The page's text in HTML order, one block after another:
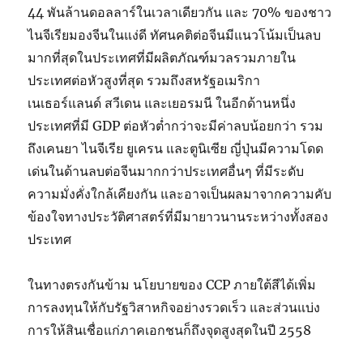
44 พันล้านดอลลาร์ในเวลาเดียวกัน และ 70% ของชาว
ไนจีเรียมองจีนในแง่ดี ทัศนคติต่อจีนมีแนวโน้มเป็นลบ
มากที่สุดในประเทศที่มีผลิตภัณฑ์มวลรวมภายใน
ประเทศต่อหัวสูงที่สุด รวมถึงสหรัฐอเมริกา
เนเธอร์แลนด์ สวีเดน และเยอรมนี ในอีกด้านหนึ่ง
ประเทศที่มี GDP ต่อหัวต่ำกว่าจะมีค่าลบน้อยกว่า รวม
ถึงเคนยา ไนจีเรีย ยูเครน และตูนิเซีย ญี่ปุ่นมีความโดด
เด่นในด้านลบต่อจีนมากกว่าประเทศอื่นๆ ที่มีระดับ
ความมั่งคั่งใกล้เคียงกัน และอาจเป็นผลมาจากความคับ
ข้องใจทางประวัติศาสตร์ที่มีมายาวนานระหว่างทั้งสอง
ประเทศ
ในทางตรงกันข้าม นโยบายของ CCP ภายใต้สีได้เพิ่ม
การลงทุนให้กับรัฐวิสาหกิจอย่างรวดเร็ว และส่วนแบ่ง
การให้สินเชื่อแก่ภาคเอกชนก็ถึงจุดสูงสุดในปี 2558